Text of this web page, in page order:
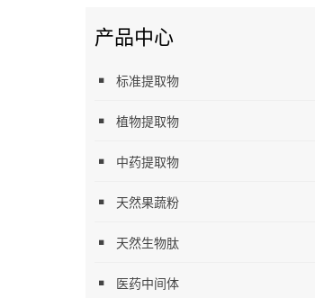
产品中心
标准提取物
植物提取物
中药提取物
天然果蔬粉
天然生物肽
医药中间体